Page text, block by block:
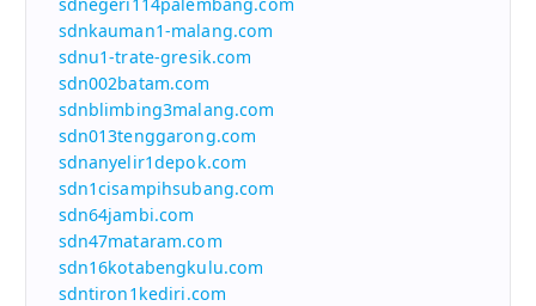
sdnkauman1-malang.com
sdnu1-trate-gresik.com
sdn002batam.com
sdnblimbing3malang.com
sdn013tenggarong.com
sdnanyelir1depok.com
sdn1cisampihsubang.com
sdn64jambi.com
sdn47mataram.com
sdn16kotabengkulu.com
sdntiron1kediri.com